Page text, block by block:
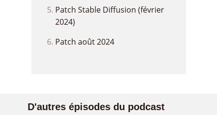
Patch Stable Diffusion (février
2024)
Patch août 2024
D'autres épisodes du podcast